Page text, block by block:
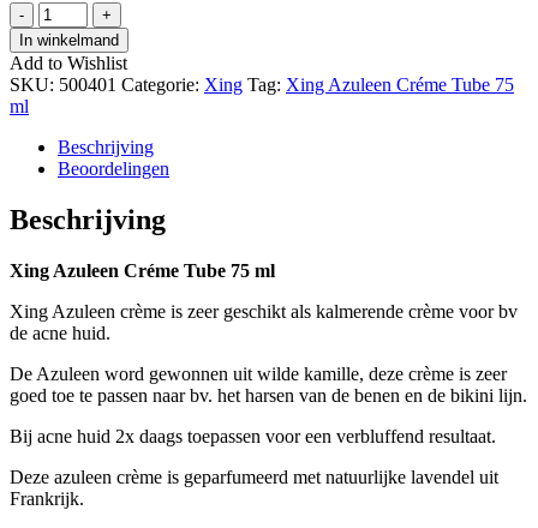
-
Xing
Azuleen
Créme
Tube
75
hoeveelheid
+
In winkelmand
Add to Wishlist
SKU: 500401 Categorie: Xing Tag: Xing Azuleen Créme Tube 75
ml
Beschrijving
Beoordelingen
Beschrijving
Xing Azuleen Créme Tube 75 ml
Xing Azuleen crème is zeer geschikt als kalmerende crème voor bv
de acne huid.
De Azuleen word gewonnen uit wilde kamille, deze crème is zeer
goed toe te passen naar bv. het harsen van de benen en de bikini lijn.
Bij acne huid 2x daags toepassen voor een verbluffend resultaat.
Deze azuleen crème is geparfumeerd met natuurlijke lavendel uit
Frankrijk.